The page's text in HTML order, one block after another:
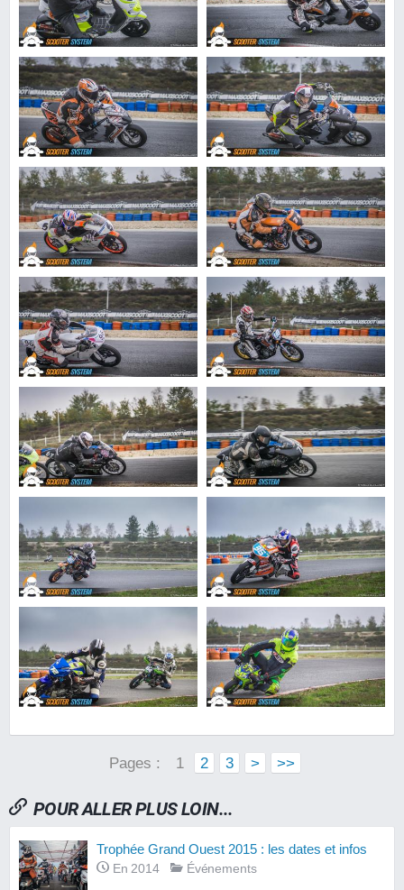
Pages : 1 2 3 > >>
POUR ALLER PLUS LOIN...
Trophée Grand Ouest 2015 : les dates et infos
En 2014 Événements